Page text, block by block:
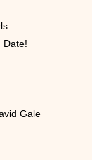
Date!
Gale